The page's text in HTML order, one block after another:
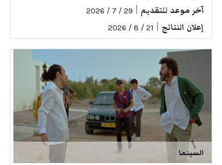
آخر موعد للتقديم 29 / 7 / 2026
إعلان النتائج 21 / 8 / 2026
السينما